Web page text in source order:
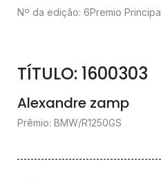
Nº da edição: 6Premio
TÍTULO: 1600303
Alexandre zamp
Prêmio: BMW/R1250GS